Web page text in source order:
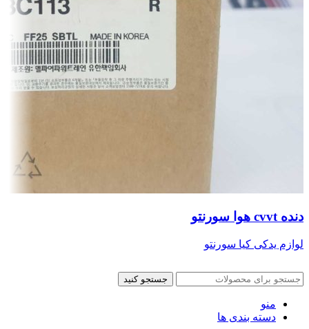
دنده cvvt هوا سورنتو
لوازم یدکی کیا سورنتو
جستجو کنید
منو
دسته بندی ها